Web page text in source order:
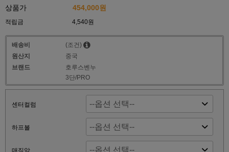
상품가
454,000원
적립금 4,540원
배송비
(조건)
원산지
중국
브랜드
호루스벤누
3단/PRO
센터컬럼
하프볼
매직암